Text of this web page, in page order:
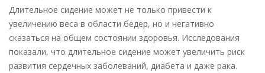
Длительное сидение может не только привести к
увеличению веса в области бедер, но и негативно
сказаться на общем состоянии здоровья. Исследования
показали, что длительное сидение может увеличить риск
развития сердечных заболеваний, диабета и даже рака.